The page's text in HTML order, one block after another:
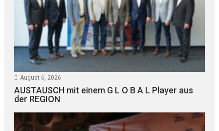
August 6, 2026
AUSTAUSCH mit einem G L O B A L Player aus
der REGION